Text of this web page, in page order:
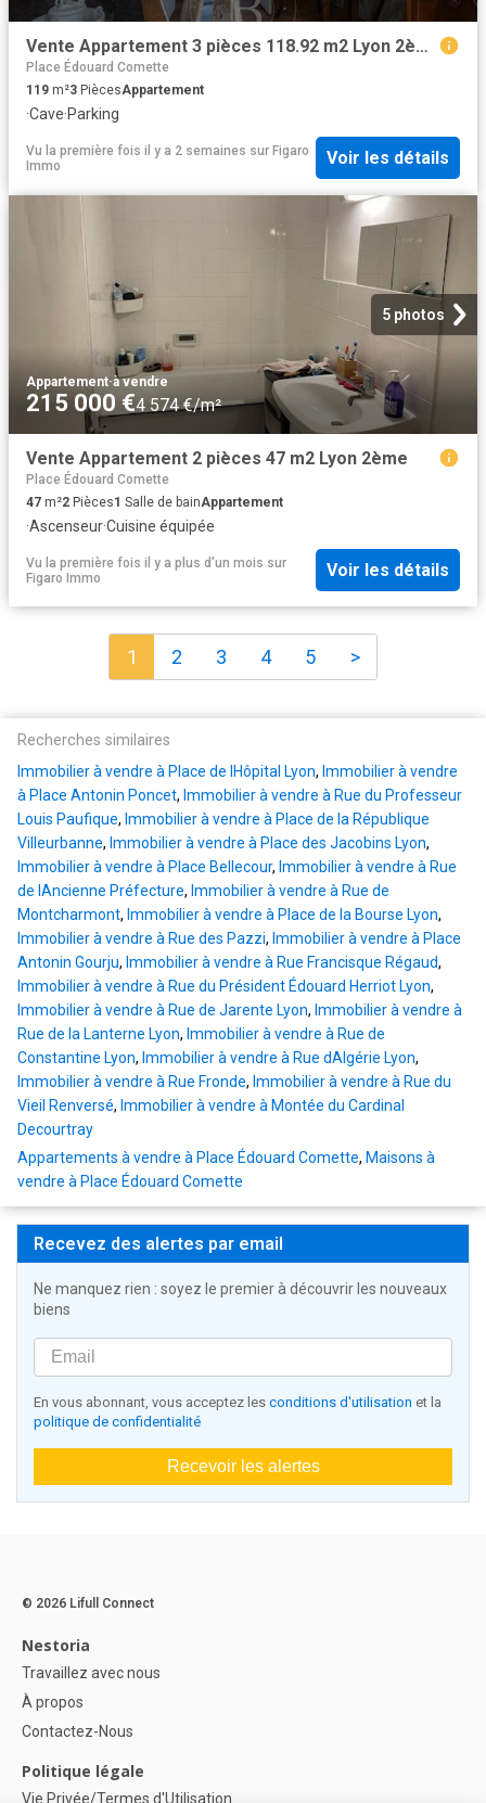
Vente Appartement 3 pièces 118.92 m2 Lyon 2ème
Place Édouard Comette
119 m²3 PiècesAppartement
·Cave·Parking
Vu la première fois il y a 2 semaines sur Figaro
Immo
Voir les détails
5 photos
Appartement·à vendre
215 000 €4 574 €/m²
Vente Appartement 2 pièces 47 m2 Lyon 2ème
Place Édouard Comette
47 m²2 Pièces1 Salle de bainAppartement
·Ascenseur·Cuisine équipée
Vu la première fois il y a plus d'un mois sur
Figaro Immo
Voir les détails
1 2 3 4 5 >
Recherches similaires
Immobilier à vendre à Place de lHôpital Lyon, Immobilier à vendre
à Place Antonin Poncet, Immobilier à vendre à Rue du Professeur
Louis Paufique, Immobilier à vendre à Place de la République
Villeurbanne, Immobilier à vendre à Place des Jacobins Lyon,
Immobilier à vendre à Place Bellecour, Immobilier à vendre à Rue
de lAncienne Préfecture, Immobilier à vendre à Rue de
Montcharmont, Immobilier à vendre à Place de la Bourse Lyon,
Immobilier à vendre à Rue des Pazzi, Immobilier à vendre à Place
Antonin Gourju, Immobilier à vendre à Rue Francisque Régaud,
Immobilier à vendre à Rue du Président Édouard Herriot Lyon,
Immobilier à vendre à Rue de Jarente Lyon, Immobilier à vendre à
Rue de la Lanterne Lyon, Immobilier à vendre à Rue de
Constantine Lyon, Immobilier à vendre à Rue dAlgérie Lyon,
Immobilier à vendre à Rue Fronde, Immobilier à vendre à Rue du
Vieil Renversé, Immobilier à vendre à Montée du Cardinal
Decourtray
Appartements à vendre à Place Édouard Comette, Maisons à
vendre à Place Édouard Comette
Recevez des alertes par email
Ne manquez rien : soyez le premier à découvrir les nouveaux
biens
En vous abonnant, vous acceptez les conditions d'utilisation et la
politique de confidentialité
Recevoir les alertes
© 2026 Lifull Connect
Nestoria
Travaillez avec nous
À propos
Contactez-Nous
Politique légale
Vie Privée/Termes d'Utilisation